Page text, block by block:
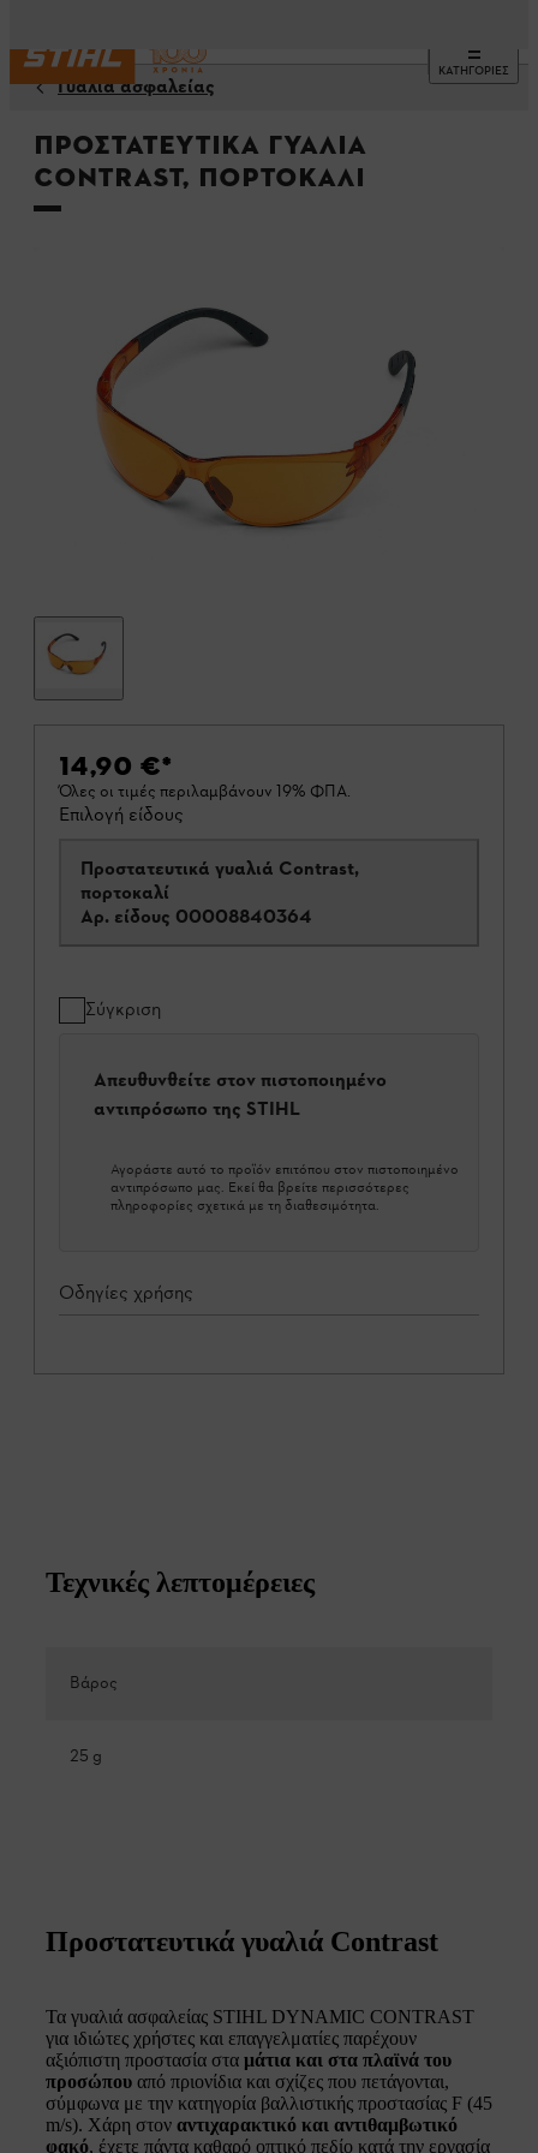
ΚΑΤΗΓΟΡΙΕΣ
Γυαλιά ασφαλείας
Προστατευτικά γυαλιά
Contrast, πορτοκαλί
14,90 €*
Όλες οι τιμές περιλαμβάνουν 19% ΦΠΑ.
Επιλογή είδους
Προστατευτικά γυαλιά Contrast,
πορτοκαλί
Αρ. είδους 00008840364
Σύγκριση
Απευθυνθείτε στον πιστοποιημένο
αντιπρόσωπο της STIHL
Αγοράστε αυτό το προϊόν επιτόπου στον πιστοποιημένο
αντιπρόσωπο μας. Εκεί θα βρείτε περισσότερες
πληροφορίες σχετικά με τη διαθεσιμότητα.
Οδηγίες χρήσης
Τεχνικές λεπτομέρειες
Βάρος
25 g
Προστατευτικά γυαλιά Contrast
Τα γυαλιά ασφαλείας STIHL DYNAMIC CONTRAST
για ιδιώτες χρήστες και επαγγελματίες παρέχουν
αξιόπιστη προστασία στα μάτια και στα πλαϊνά του
προσώπου από πριονίδια και σχίζες που πετάγονται,
σύμφωνα με την κατηγορία βαλλιστικής προστασίας F (45
m/s). Χάρη στον αντιχαρακτικό και αντιθαμβωτικό
φακό, έχετε πάντα καθαρό οπτικό πεδίο κατά την εργασία